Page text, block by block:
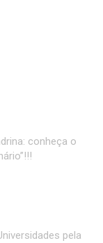
conheça o
pela